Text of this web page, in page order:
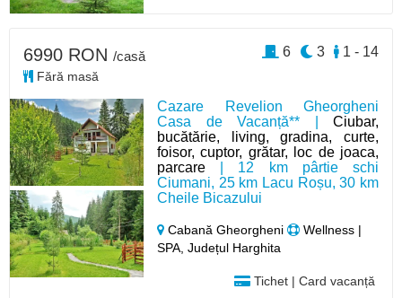
Cazare Revelion Gheorgheni
Casa de Vacanță** | Ciubar,
bucătărie, living, gradina, curte,
foisor, cuptor, grătar, loc de joaca,
parcare | 12 km pârtie schi
Ciumani, 25 km Lacu Roșu, 30 km
Cheile Bicazului
Cabană Gheorgheni
Wellness |
SPA, Județul Harghita
Tichet | Card vacanță
6990 RON /casă
Fără masă
1 - 14
3
6